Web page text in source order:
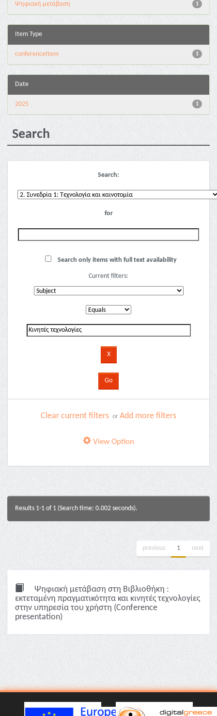
1
Ψηφιακή μετάβαση
Item Type
1
conferenceItem
Date
1
2025
Search
Search:
for
Search only items with full text availability
Current filters:
Clear current filters or Add more filters
View Option
Results 1-1 of 1 (Search time: 0.002 seconds).
previous 1 next
Ψηφιακή μετάβαση στη Βιβλιοθήκη :
εκτεταμένη πραγματικότητα και κινητές τεχνολογίες
στην υπηρεσία του χρήστη (Conference
presentation)